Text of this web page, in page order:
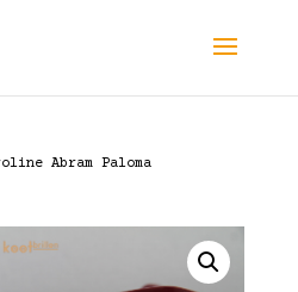
Abram Paloma